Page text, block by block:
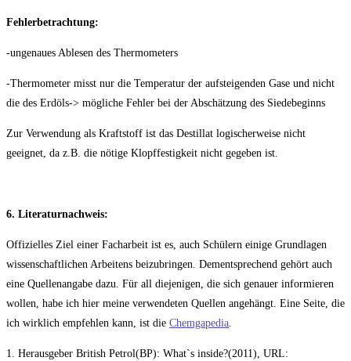
Fehlerbetrachtung:
-ungenaues Ablesen des Thermometers
-Thermometer misst nur die Temperatur der aufsteigenden Gase und nicht
die des Erdöls-> mögliche Fehler bei der Abschätzung des Siedebeginns
Zur Verwendung als Kraftstoff ist das Destillat logischerweise nicht
geeignet, da z.B. die nötige Klopffestigkeit nicht gegeben ist.
6. Literaturnachweis:
Offizielles Ziel einer Facharbeit ist es, auch Schülern einige Grundlagen
wissenschaftlichen Arbeitens beizubringen. Dementsprechend gehört auch
eine Quellenangabe dazu. Für all diejenigen, die sich genauer informieren
wollen, habe ich hier meine verwendeten Quellen angehängt. Eine Seite, die
ich wirklich empfehlen kann, ist die Chemgapedia
1. Herausgeber British Petrol(BP): What`s inside?(2011), URL: